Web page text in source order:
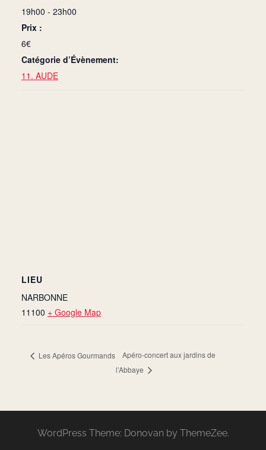
19h00 - 23h00
Prix :
6€
Catégorie d’Évènement:
11. AUDE
LIEU
NARBONNE
11100 + Google Map
Les Apéros Gourmands
Apéro-concert aux jardins de
l’Abbaye
WordPress Theme: Donovan by ThemeZee.